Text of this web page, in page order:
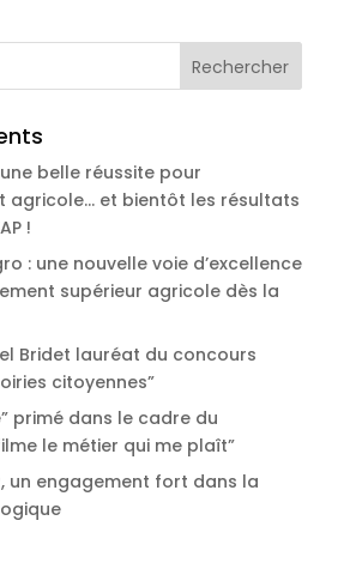
belle réussite pour
agricole… et bientôt les résultats
!
: une nouvelle voie d’excellence
supérieur agricole dès la
Bridet lauréat du concours
citoyennes”
primé dans le cadre du
le métier qui me plaît”
un engagement fort dans la